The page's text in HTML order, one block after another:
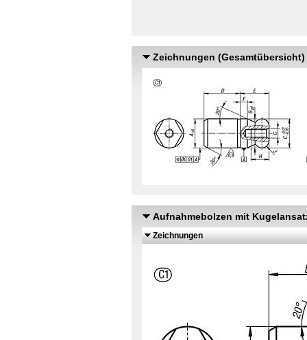
Zeichnungen (Gesamtübersicht)
Aufnahmebolzen mit
Zeichnungen